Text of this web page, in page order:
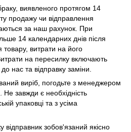
виявленого протягом 14
продажу чи відправлення
за наш рахунок. При
14 календарних днів після
витрати на його
на пересилку включають
нас та відправку заміни.
виріб, погодьте з менеджером
завжди є необхідність
упаковці та з усіма
відправник зобов'язаний якісно